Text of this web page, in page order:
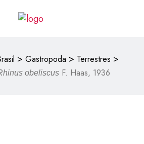
> Gastropoda > Terrestres >
obeliscus F. Haas, 1936